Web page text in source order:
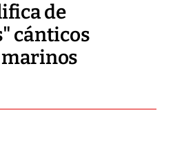
de
cánticos
marinos